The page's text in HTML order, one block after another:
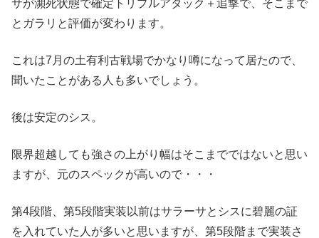
サが瀕死状態で確定トリプルアタック＋追撃で、そこまで
とガラリと評価が変わります。
これは7月の土有利古戦場でかなり噂になって居たので、
聞いたことがある人も多いでしょう。
後は安定のシス。
限界超越しても強さの上がり幅はそこまでではないと思い
ますが、元のスペックが高いので・・・
第4段階、第5段階実装以前はサラーサとシスに碧麗の証
を入れていた人が多いと思いますが、第5段階まで実装さ